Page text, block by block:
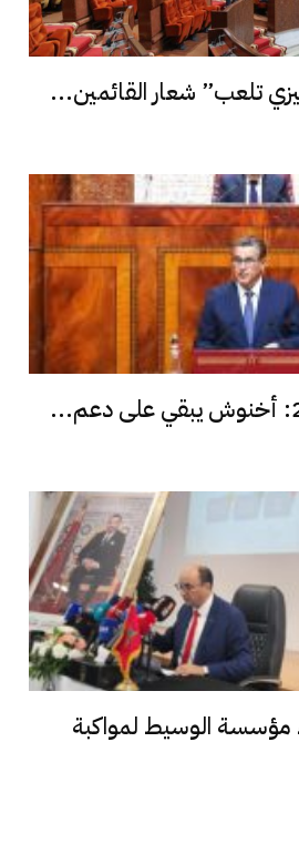
تلعب” شعار القائمين...
مؤسسة الوسيط لمواكبة